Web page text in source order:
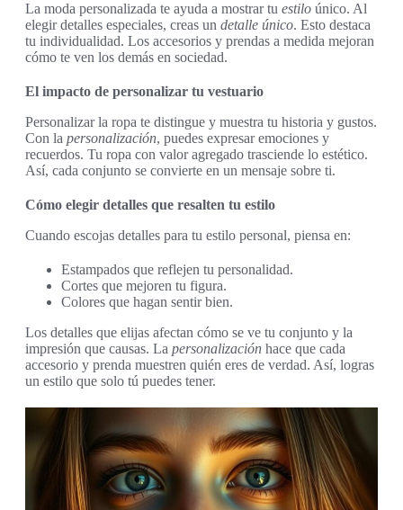
La moda personalizada te ayuda a mostrar tu estilo único. Al
elegir detalles especiales, creas un detalle único. Esto destaca
tu individualidad. Los accesorios y prendas a medida mejoran
cómo te ven los demás en sociedad.
El impacto de personalizar tu vestuario
Personalizar la ropa te distingue y muestra tu historia y gustos.
Con la personalización, puedes expresar emociones y
recuerdos. Tu ropa con valor agregado trasciende lo estético.
Así, cada conjunto se convierte en un mensaje sobre ti.
Cómo elegir detalles que resalten tu estilo
Cuando escojas detalles para tu estilo personal, piensa en:
Estampados que reflejen tu personalidad.
Cortes que mejoren tu figura.
Colores que hagan sentir bien.
Los detalles que elijas afectan cómo se ve tu conjunto y la
impresión que causas. La personalización hace que cada
accesorio y prenda muestren quién eres de verdad. Así, logras
un estilo que solo tú puedes tener.